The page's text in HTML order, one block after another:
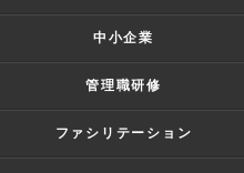
中小企業
管理職研修
ファシリテーション